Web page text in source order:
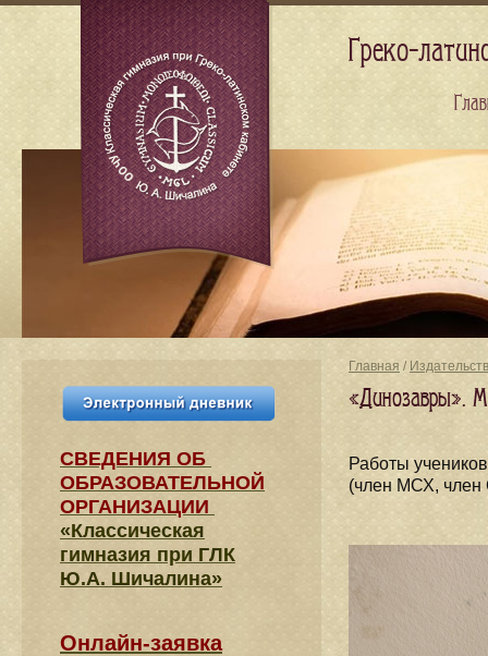
Главная /
«Динозавры».
Работы
(член МСХ, член
СВЕДЕНИЯ​ ОБ
ОБРАЗОВАТЕЛЬНОЙ
ОРГАНИЗАЦИИ
«Классическая
гимназия при ГЛК
Ю.А. Шичалина»
Онлайн-заявка
Греко-